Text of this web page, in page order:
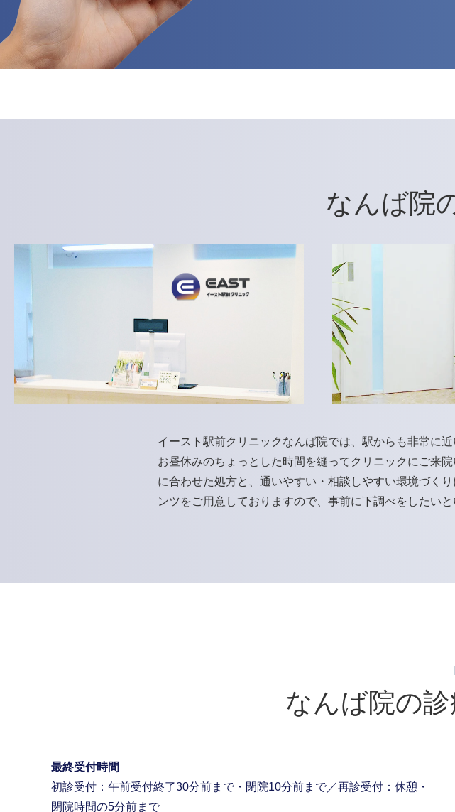
なんば院
イースト駅前クリニックなんば院では、駅からも非常に
お昼休みのちょっとした時間を縫ってクリニックにご来
に合わせた処方と、通いやすい・相談しやすい環境づく
ンツをご用意しておりますので、事前に下調べをしたい
なんば院の
最終受付時間
初診受付：午前受付終了30分前まで・閉院10分前まで／再診受付：休憩・
閉院時間の5分前まで